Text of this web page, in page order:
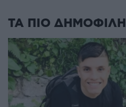
ΤΑ ΠΙΟ ΔΗΜΟΦΙΛΗ